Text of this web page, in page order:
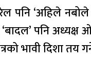
पनि ‘अहिले
‘बादल’ पनि
भावी दिशा